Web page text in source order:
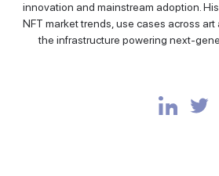
innovation and mainstream adoption.
NFT market trends, use cases across art
the infrastructure powering next-